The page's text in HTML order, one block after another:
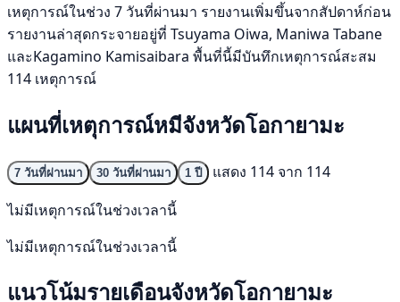
เหตุการณ์ในช่วง 7 วันที่ผ่านมา รายงานเพิ่มขึ้นจากสัปดาห์ก่อน
รายงานล่าสุดกระจายอยู่ที่ Tsuyama Oiwa, Maniwa Tabane
และKagamino Kamisaibara พื้นที่นี้มีบันทึกเหตุการณ์สะสม
114 เหตุการณ์
แผนที่เหตุการณ์หมีจังหวัดโอกายามะ
7 วันที่ผ่านมา 30 วันที่ผ่านมา 1 ปี
แสดง 114 จาก 114
ไม่มีเหตุการณ์ในช่วงเวลานี้
ไม่มีเหตุการณ์ในช่วงเวลานี้
แนวโน้มรายเดือนจังหวัดโอกายามะ